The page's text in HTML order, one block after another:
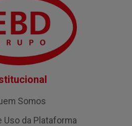
Somos
Uso da Plataforma